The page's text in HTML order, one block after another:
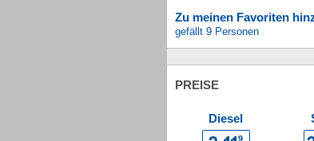
Zu meinen Favoriten
gefällt 9 Personen
PREISE
Diesel